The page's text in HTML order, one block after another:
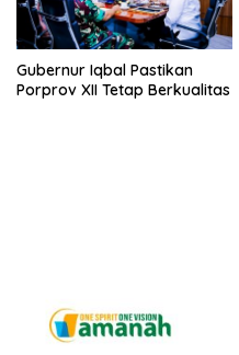
Gubernur Iqbal Pastikan
Porprov XII Tetap Berkualitas